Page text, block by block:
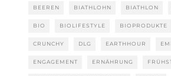
BEEREN BIATHLOHN BIATHLON
BIO BIOLIFESTYLE BIOPRODUKTE
CRUNCHY DLG EARTHHOUR
ENGAGEMENT ERNÄHRUNG